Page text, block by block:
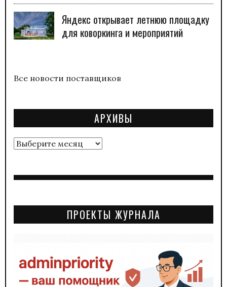
Яндекс открывает летнюю площадку
для коворкинга и мероприятий
Все новости поставщиков
АРХИВЫ
Архивы
ПРОЕКТЫ ЖУРНАЛА